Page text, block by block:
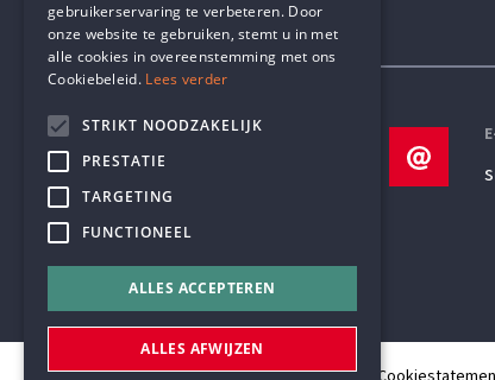
Contactgegevens
TELEFOON
+32 3 233 70 32
DUTCH
gebruikerservaring te verbeteren. Door
onze website te gebruiken, stemt u in met
alle cookies in overeenstemming met ons
Cookiebeleid. Lees verder
STRIKT NOODZAKELIJK
PRESTATIE
TARGETING
FUNCTIONEEL
ALLES ACCEPTEREN
ALLES AFWIJZEN